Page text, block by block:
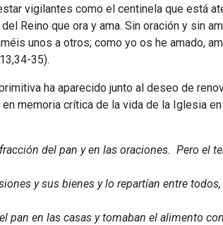
vigilantes como el centinela que está
Reino que ora y ama. Sin oración y sin
unos a otros; como yo os he amado,
35).
ha aparecido junto al deseo de
memoria crítica de la vida de la Iglesia
del pan y en las oraciones. Pero el
y sus bienes y lo repartían entre
en las casas y tomaban el alimento